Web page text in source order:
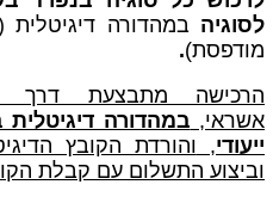
לסוגיהבמהדורה דיגיטלית
מודפסת).
הרכישה מתבצעת דרך
אשראי,
ייעודי, והורדת הקובץ
וביצוע התשלום עם קבלת